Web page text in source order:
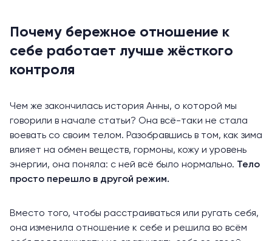
Почему бережное отношение к
себе работает лучше жёсткого
контроля
Чем же закончилась история Анны, о которой мы
говорили в начале статьи? Она всё-таки не стала
воевать со своим телом. Разобравшись в том, как зима
влияет на обмен веществ, гормоны, кожу и уровень
энергии, она поняла: с ней всё было нормально. Тело
просто перешло в другой режим.
Вместо того, чтобы расстраиваться или ругать себя,
она изменила отношение к себе и решила во всём